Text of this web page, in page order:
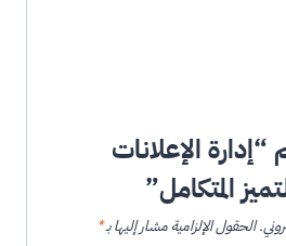
الإعلانات
المتكامل”
الحقول الإلزامية مشار إليها بـ*